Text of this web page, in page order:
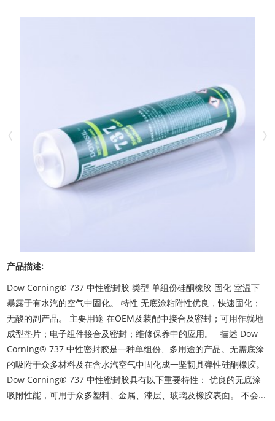
产品描述:
Dow Corning® 737 中性密封胶 类型 单组份硅酮橡胶 固化 室温下
暴露于有水汽的空气中固化。 特性 无底涂粘附性优良，快速固化；
无酸的副产品。 主要用途 在OEM及装配中接合及密封；可用作就地
成型垫片；电子组件接合及密封；维修保养中的应用。 描述 Dow
Corning® 737 中性密封胶是一种单组份、多用途的产品。无需底涂
的吸附于众多材料及在含水汽空气中固化成一坚韧具弹性硅酮橡胶。
Dow Corning® 737 中性密封胶具有以下重要特性： 优良的无底涂
吸附性能，可用于众多塑料、金属、漆层、玻璃及橡胶表面。 不会...